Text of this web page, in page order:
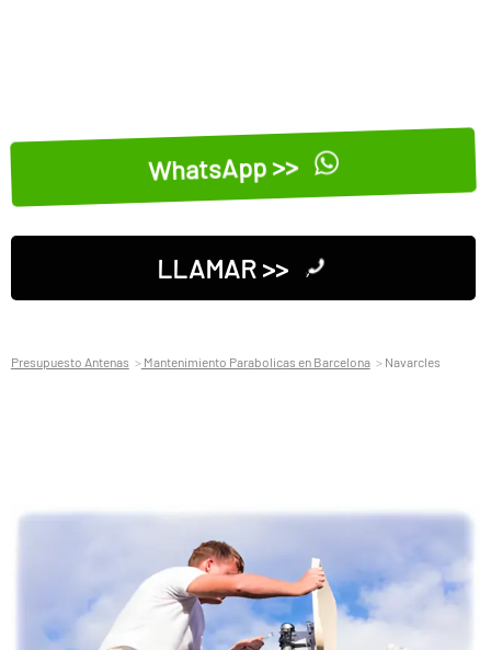
WhatsApp >>
LLAMAR >>
Presupuesto Antenas Mantenimiento Parabolicas en Barcelona Navarcles